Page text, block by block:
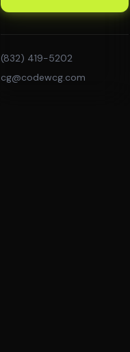
(832) 419-5202
cg@codewcg.com